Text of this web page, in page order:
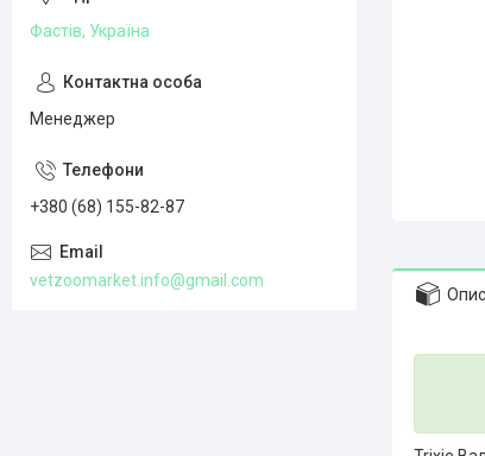
Опис
Фастів, Україна
Менеджер
+380 (68) 155-82-87
vetzoomarket.info@gmail.com